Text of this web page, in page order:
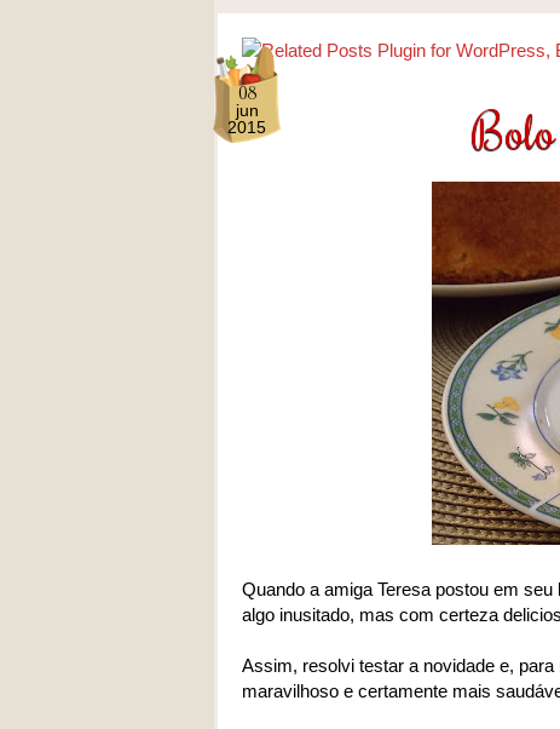
08
jun
2015
Quando a amiga Teresa postou em seu
algo inusitado, mas com certeza
Assim, resolvi testar a novidade e,
maravilhoso e certamente mais